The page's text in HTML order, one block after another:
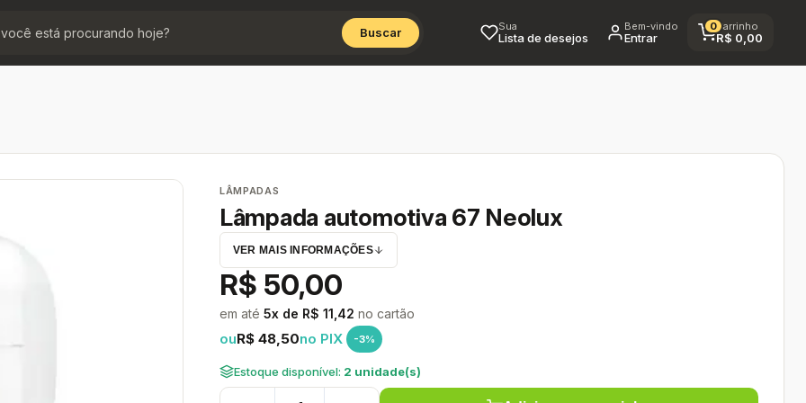
Buscar Sua
Lista de desejos
Bem-vindo
Entrar
0Carrinho
R$ 0,00
LÂMPADAS
Lâmpada automotiva 67 Neolux
VER MAIS INFORMAÇÕES
R$ 50,00
em até 5x de R$ 11,42 no cartão
ouR$ 48,50no PIX -3%
Estoque disponível: 2 unidade(s)